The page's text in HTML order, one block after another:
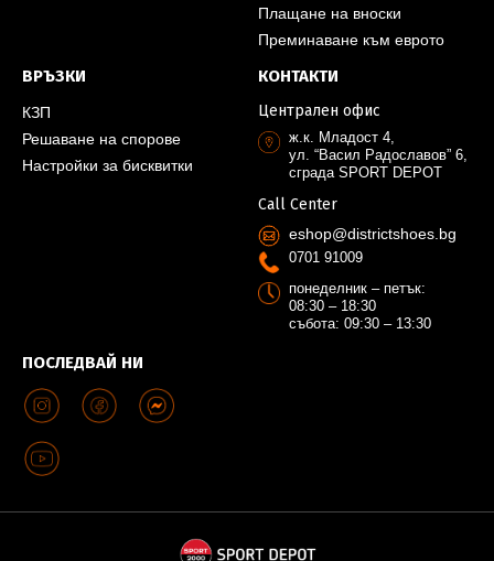
Плащане на вноски
Преминаване към еврото
ВРЪЗКИ
КЗП
Решаване на спорове
Настройки за бисквитки
ПОСЛЕДВАЙ НИ
КОНТАКТИ
Централен офис
ж.к. Младост 4,
ул. “Васил Радославов” 6,
сграда SPORT DEPOT
Call Center
eshop@districtshoes.bg
0701 91009
понеделник – петък:
08:30 – 18:30
събота: 09:30 – 13:30